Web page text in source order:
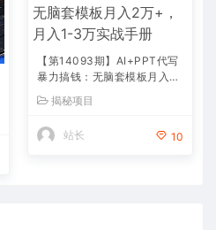
【第14093期】AI+PPT代写
暴力搞钱：无脑套模板月入2
万+，月入1-3万实战手册
揭秘项目
站长 10